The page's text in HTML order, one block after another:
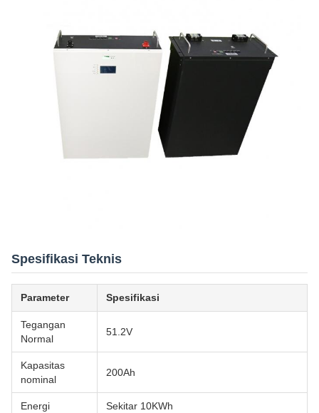
Spesifikasi Teknis
Parameter Spesifikasi
Tegangan
Normal
51.2V
Kapasitas
nominal
200Ah
Energi Sekitar 10KWh